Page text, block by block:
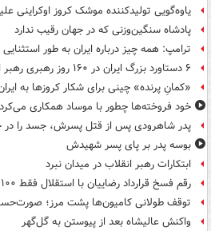
یاوه‌گویی تولیدکننده موشک کروز اوکراینی
پادشاه سنگین‌وزنی که در جهان رقیب ندارد
ترامپ: همه چیز درباره ایران به طور
۶ دستاورد بزرگ ایران در ۱۶۰ روز رهبری رهبر انقلاب
«کمانِ پرنده» چینی برای شکار کروزها به
خود فروخته‌ها چطور با موساد همکاری
پدر شاهرودی پس از قتل پسرش، جسد را در
بوسه‌ پدر بر پای پسر شهیدش
ابتکارات رهبر انقلاب در میدان نبرد
رقم فسخ قرارداد رضاییان با استقلال فقط ۱۰۰میلیون تومان!
توقف طولانی کامیون‌ها پشت مرز؛
واکنش عالیشاه بعد از پیوستن به گل‌گهر